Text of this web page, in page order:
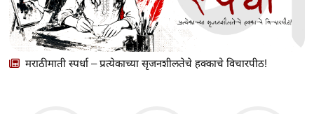
मराठीमाती स्पर्धा – प्रत्येकाच्या सृजनशीलतेचे हक्काचे विचारपीठ!